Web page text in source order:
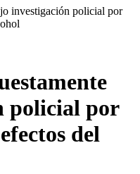
investigación policial por
policial por
del